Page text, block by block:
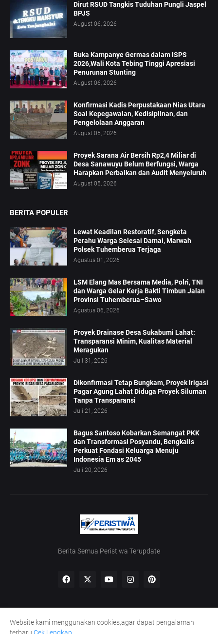
Dirut RSUD Tangkis Tuduhan Pungli Jaspel
BPJS
August 06, 2026
Buka Kampanye Germas dalam ISPS
2026,Wali Kota Tebing Tinggi Apresiasi
Penurunan Stunting
August 06, 2026
Konfirmasi Kadis Perpustakaan Nias Utara
Soal Kepegawaian, Kedisiplinan, dan
Pengelolaan Anggaran
August 05, 2026
Proyek Sarana Air Bersih Rp2,4 Miliar di
Desa Sanawuyu Belum Berfungsi, Warga
Harapkan Perbaikan dan Audit Menyeluruh
August 05, 2026
BERITA POPULER
Lewat Keadilan Restoratif, Sengketa
Perahu Warga Selesai Damai, Marwah
Polsek Tuhemberua Terjaga
Agustus 01, 2026
LSM Elang Mas Bersama Media, Polri, TNI
dan Warga Gelar Kerja Bakti Timbun Jalan
Provinsi Tuhemberua–Sawo
Agustus 06, 2026
Proyek Drainase Desa Sukabumi Lahat:
Transparansi Minim, Kualitas Material
Meragukan
Juli 31, 2026
Dikonfirmasi Tetap Bungkam, Proyek Irigasi
Pagar Agung Lahat Diduga Proyek Siluman
Tanpa Transparansi
Juli 21, 2026
Bagus Santoso Kobarkan Semangat PKK
dan Transformasi Posyandu, Bengkalis
Perkuat Fondasi Keluarga Menuju
Indonesia Em as 2045
Juli 20, 2026
Berita Semua Peristiwa Terupdate
Home Redaksi UU Pers Kode Etik Pedoman Siber
Website kami menggunakan cookies,agar dapat pengalaman